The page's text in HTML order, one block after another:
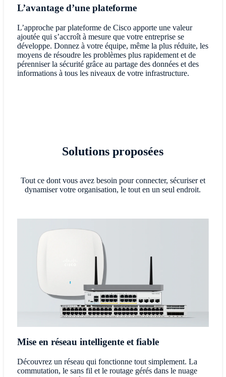
L’avantage d’une plateforme
L’approche par plateforme de Cisco apporte une valeur
ajoutée qui s’accroît à mesure que votre entreprise se
développe. Donnez à votre équipe, même la plus réduite, les
moyens de résoudre les problèmes plus rapidement et de
pérenniser la sécurité grâce au partage des données et des
informations à tous les niveaux de votre infrastructure.
Solutions proposées
Tout ce dont vous avez besoin pour connecter, sécuriser et
dynamiser votre organisation, le tout en un seul endroit.
Mise en réseau intelligente et fiable
Découvrez un réseau qui fonctionne tout simplement. La
commutation, le sans fil et le routage gérés dans le nuage